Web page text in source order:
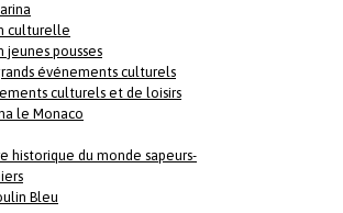
culturelle
jeunes pousses
événements culturels
culturels et de loisirs
le Monaco
historique du monde sapeurs-
Bleu